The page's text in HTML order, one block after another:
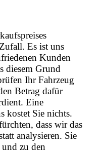
Es ist uns
Kunden
diesem Grund
Ihr Fahrzeug
Betrag dafür
Eine
kostet Sie nichts.
dass wir das
analysieren. Sie
zu den